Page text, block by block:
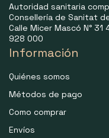
Autoridad sanitaria
Consellería de Sanitat
Calle Micer Mascó N°
928 000
Información
Quiénes somos
Métodos de pago
Como comprar
Envíos